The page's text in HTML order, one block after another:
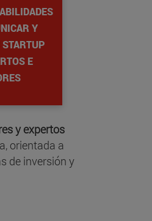
Y
STARTUP
E
y expertos
orientada a
de inversión y